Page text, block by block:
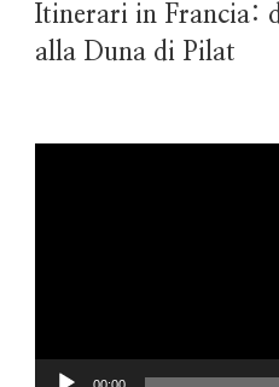
Itinerari in Francia:
alla Duna di Pilat